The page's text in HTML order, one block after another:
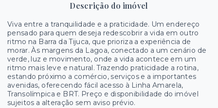
Descrição do imóvel
Viva entre a tranquilidade e a praticidade. Um endereço
pensado para quem deseja redescobrir a vida em outro
ritmo na Barra da Tijuca, que prioriza a experiência de
morar. Às margens da Lagoa, conectado a um cenário de
verde, luz e movimento, onde a vida acontece em um
ritmo mais leve e natural. Trazendo praticidade a rotina,
estando próximo a comércio, serviços e a importantes
avenidas, oferecendo fácil acesso à Linha Amarela,
Transolímpica e BRT. Preço e disponibilidade do imóvel
sujeitos a alteração sem aviso prévio.